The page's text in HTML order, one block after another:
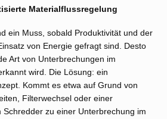
Materialflussregelung
ein Muss, sobald Produktivität und der
von Energie gefragt sind. Desto
Art von Unterbrechungen im
wird. Die Lösung: ein
Kommt es etwa auf Grund von
Filterwechsel oder einer
zu einer Unterbrechung im